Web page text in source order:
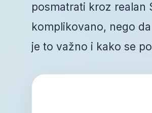
posmatrati kroz realan
komplikovano, nego
je to važno i kako se